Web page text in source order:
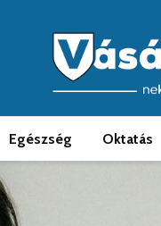
Egészség Oktatás